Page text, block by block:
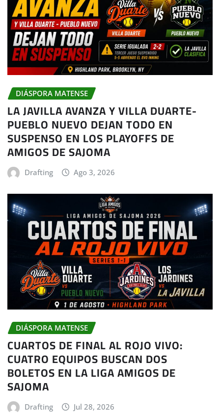
DIÁSPORA MATENSE
LA JAVILLA AVANZA Y VILLA DUARTE-
PUEBLO NUEVO DEJAN TODO EN
SUSPENSO EN LOS PLAYOFFS DE
AMIGOS DE SAJOMA
Drafting Ago 3, 2026
DIÁSPORA MATENSE
CUARTOS DE FINAL AL ROJO VIVO:
CUATRO EQUIPOS BUSCAN DOS
BOLETOS EN LA LIGA AMIGOS DE
SAJOMA
Drafting Jul 28, 2026